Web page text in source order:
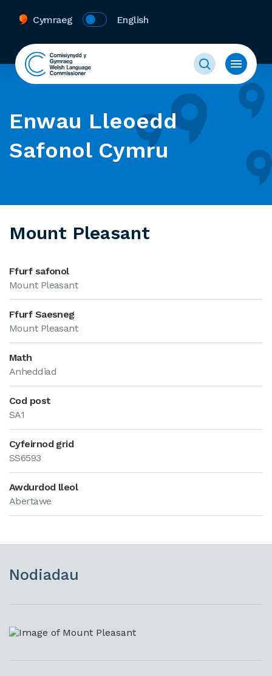
Cymraeg English
Enwau Lleoedd
Safonol Cymru
Mount Pleasant
Ffurf safonol
Mount Pleasant
Ffurf Saesneg
Mount Pleasant
Math
Anheddiad
Cod post
SA1
Cyfeirnod grid
SS6593
Awdurdod lleol
Abertawe
Nodiadau